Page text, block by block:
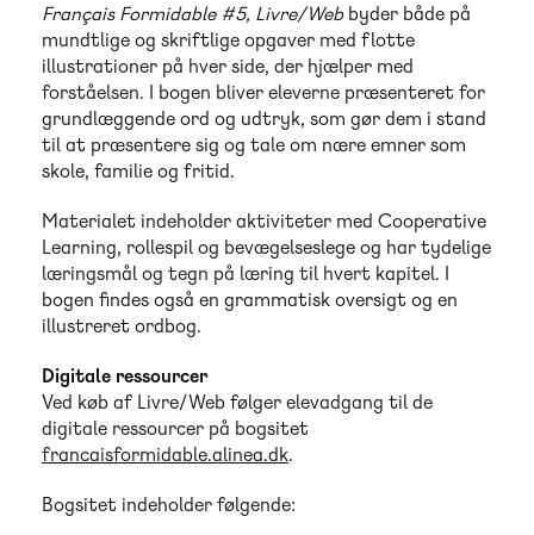
Français Formidable #5, Livre/Webbyder både på
mundtlige og skriftlige opgaver med flotte
illustrationer på hver side, der hjælper med
forståelsen. I bogen bliver eleverne præsenteret for
grundlæggende ord og udtryk, som gør dem i stand
til at præsentere sig og tale om nære emner som
skole, familie og fritid.
Materialet indeholder aktiviteter med Cooperative
Learning, rollespil og bevægelseslege og har tydelige
læringsmål og tegn på læring til hvert kapitel. I
bogen findes også en grammatisk oversigt og en
illustreret ordbog.
Digitale ressourcer
Ved køb af Livre/Web følger elevadgang til de
digitale ressourcer på bogsitet
francaisformidable.alinea.dk.
Bogsitet indeholder følgende: